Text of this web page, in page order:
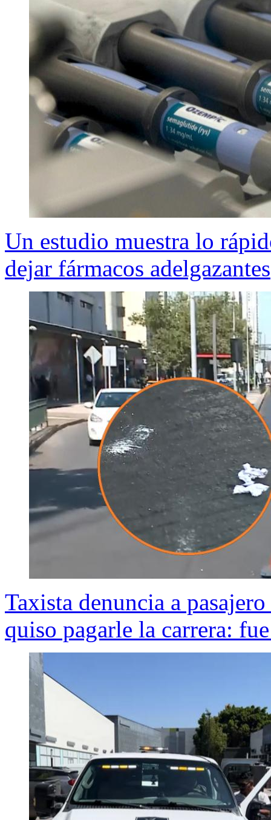
Un estudio muestra lo
dejar fármacos adelgazantes
Taxista denuncia a
quiso pagarle la carrera: